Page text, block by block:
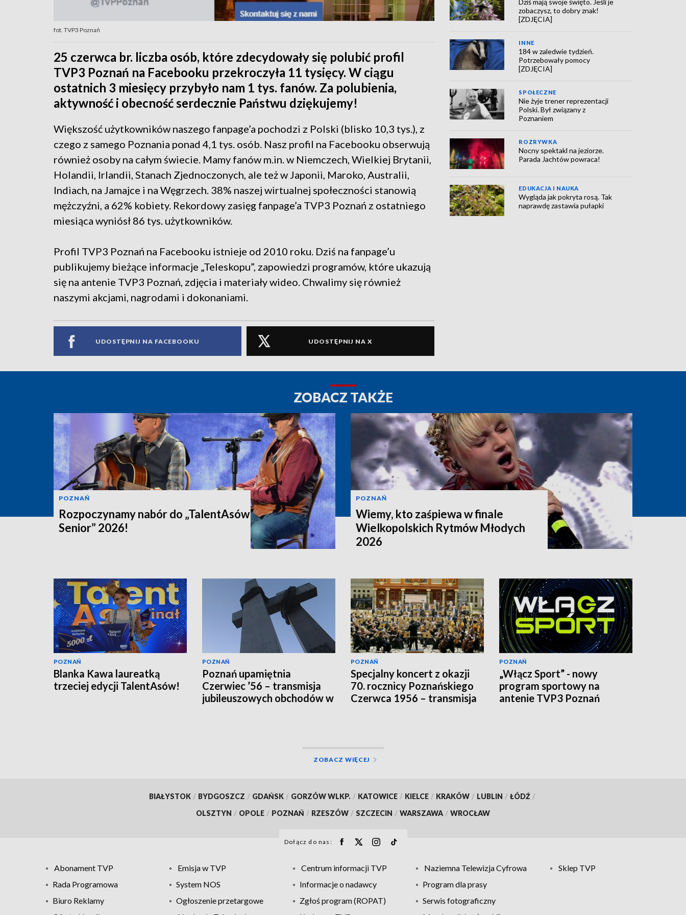
fot. TVP3 Poznań
25 czerwca br. liczba osób, które zdecydowały się polubić profil
TVP3 Poznań na Facebooku przekroczyła 11 tysięcy. W ciągu
ostatnich 3 miesięcy przybyło nam 1 tys. fanów. Za polubienia,
aktywność i obecność serdecznie Państwu dziękujemy!
Większość użytkowników naszego fanpage’a pochodzi z Polski (blisko 10,3 tys.), z
czego z samego Poznania ponad 4,1 tys. osób. Nasz profil na Facebooku obserwują
również osoby na całym świecie. Mamy fanów m.in. w Niemczech, Wielkiej Brytanii,
Holandii, Irlandii, Stanach Zjednoczonych, ale też w Japonii, Maroko, Australii,
Indiach, na Jamajce i na Węgrzech. 38% naszej wirtualnej społeczności stanowią
mężczyźni, a 62% kobiety. Rekordowy zasięg fanpage’a TVP3 Poznań z ostatniego
miesiąca wyniósł 86 tys. użytkowników.
Profil TVP3 Poznań na Facebooku istnieje od 2010 roku. Dziś na fanpage’u
publikujemy bieżące informacje „Teleskopu”, zapowiedzi programów, które ukazują
się na antenie TVP3 Poznań, zdjęcia i materiały wideo. Chwalimy się również
naszymi akcjami, nagrodami i dokonaniami.
UDOSTĘPNIJ NA FACEBOOKU UDOSTĘPNIJ NA X
zobaczysz, to dobry znak!
[ZDJĘCIA]
INNE
184 w zaledwie tydzień.
Potrzebowały pomocy
[ZDJĘCIA]
SPOŁECZNE
Nie żyje trener reprezentacji
Polski. Był związany z
Poznaniem
ROZRYWKA
Nocny spektakl na jeziorze.
Parada Jachtów powraca!
EDUKACJA I NAUKA
Wygląda jak pokryta rosą. Tak
naprawdę zastawia pułapki
ZOBACZ TAKŻE
POZNAŃ
Rozpoczynamy nabór do „TalentAsów
Senior” 2026!
POZNAŃ
Wiemy, kto zaśpiewa w finale
Wielkopolskich Rytmów Młodych
2026
POZNAŃ
Blanka Kawa laureatką
trzeciej edycji TalentAsów!
POZNAŃ
Poznań upamiętnia
Czerwiec ’56 – transmisja
jubileuszowych obchodów w
POZNAŃ
Specjalny koncert z okazji
70. rocznicy Poznańskiego
Czerwca 1956 – transmisja
POZNAŃ
„Włącz Sport” - nowy
program sportowy na
antenie TVP3 Poznań
ZOBACZ WIĘCEJ
BIAŁYSTOK / BYDGOSZCZ / GDAŃSK / GORZÓW WLKP. / KATOWICE / KIELCE / KRAKÓW / LUBLIN / ŁÓDŹ /
OLSZTYN / OPOLE / POZNAŃ / RZESZÓW / SZCZECIN / WARSZAWA / WROCŁAW
Dołącz do nas:
Abonament TVP Emisja w TVP Centrum informacji TVP Naziemna Telewizja Cyfrowa
Sklep TVP
Rada Programowa
System NOS Informacje o nadawcy
Program dla prasy
Biuro Reklamy
Ogłoszenie przetargowe Zgłoś program (ROPAT)
Serwis fotograficzny